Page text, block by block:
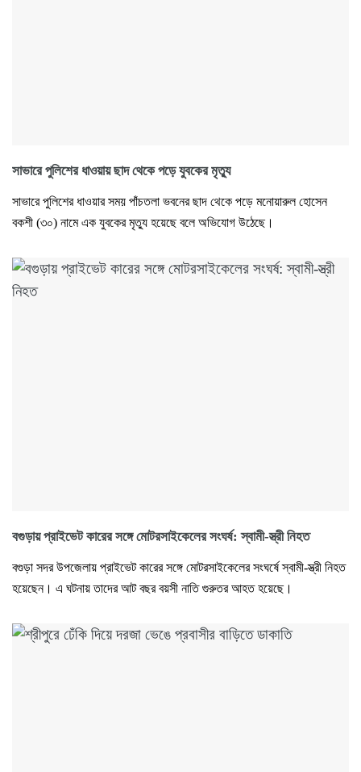
সাভারে পুলিশের ধাওয়ায় ছাদ থেকে পড়ে যুবকের মৃত্যু
সাভারে পুলিশের ধাওয়ার সময় পাঁচতলা ভবনের ছাদ থেকে পড়ে মনোয়ারুল হোসেন
বকশী (৩০) নামে এক যুবকের মৃত্যু হয়েছে বলে অভিযোগ উঠেছে।
বগুড়ায় প্রাইভেট কারের সঙ্গে মোটরসাইকেলের সংঘর্ষ: স্বামী-স্ত্রী নিহত
বগুড়া সদর উপজেলায় প্রাইভেট কারের সঙ্গে মোটরসাইকেলের সংঘর্ষে স্বামী-স্ত্রী নিহত
হয়েছেন। এ ঘটনায় তাদের আট বছর বয়সী নাতি গুরুতর আহত হয়েছে।